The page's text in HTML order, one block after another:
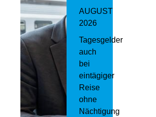
AUGUST
2026
Tagesgelder
auch
bei
eintägiger
Reise
ohne
Nächtigung